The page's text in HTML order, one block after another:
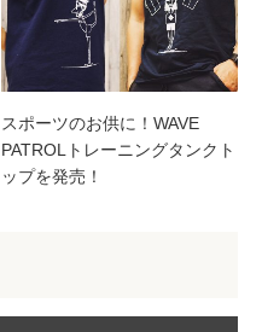
スポーツのお供に！WAVE
PATROLトレーニングタンクト
ップを発売！